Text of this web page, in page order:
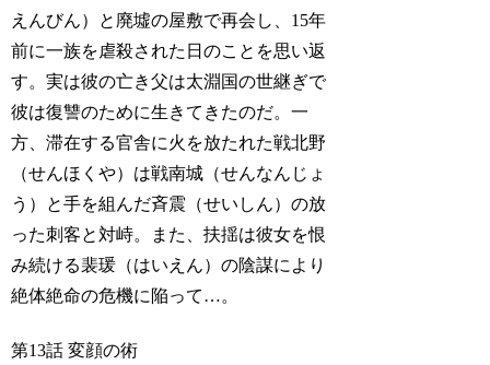
えんびん）と廃墟の屋敷で再会し、15年
前に一族を虐殺された日のことを思い返
す。実は彼の亡き父は太淵国の世継ぎで
彼は復讐のために生きてきたのだ。一
方、滞在する官舎に火を放たれた戦北野
（せんほくや）は戦南城（せんなんじょ
う）と手を組んだ斉震（せいしん）の放
った刺客と対峙。また、扶揺は彼女を恨
み続ける裴瑗（はいえん）の陰謀により
絶体絶命の危機に陥って…。
第13話 変顔の術